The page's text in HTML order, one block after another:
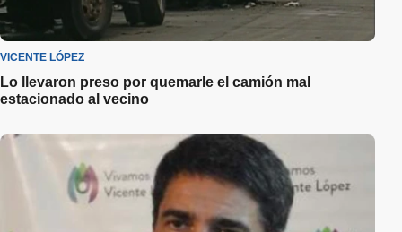
VICENTE LÓPEZ
Lo llevaron preso por quemarle el camión mal
estacionado al vecino